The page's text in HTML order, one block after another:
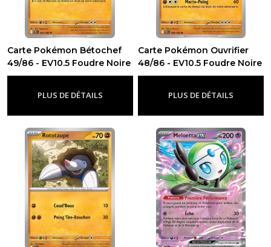
Carte Pokémon Bétochef
49/86 - EV10.5 Foudre Noire
-Ev10.5 - Foudre Noire
PLUS DE DÉTAILS
Carte Pokémon Ouvrifier
48/86 - EV10.5 Foudre Noire
-Ev10.5 - Foudre Noire
PLUS DE DÉTAILS